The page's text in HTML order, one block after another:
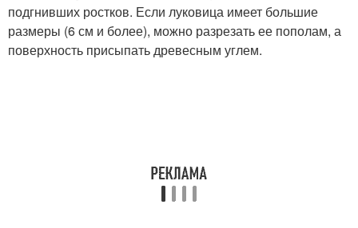
подгнивших ростков. Если луковица имеет большие
размеры (6 см и более), можно разрезать ее пополам, а
поверхность присыпать древесным углем.